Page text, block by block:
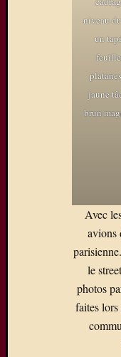
niveau
un
jaune
brun
Avec
avions
le
photos
faites